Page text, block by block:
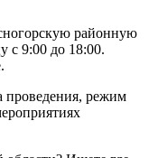
районную
с 9:00 до 18:00.
проведения, режим